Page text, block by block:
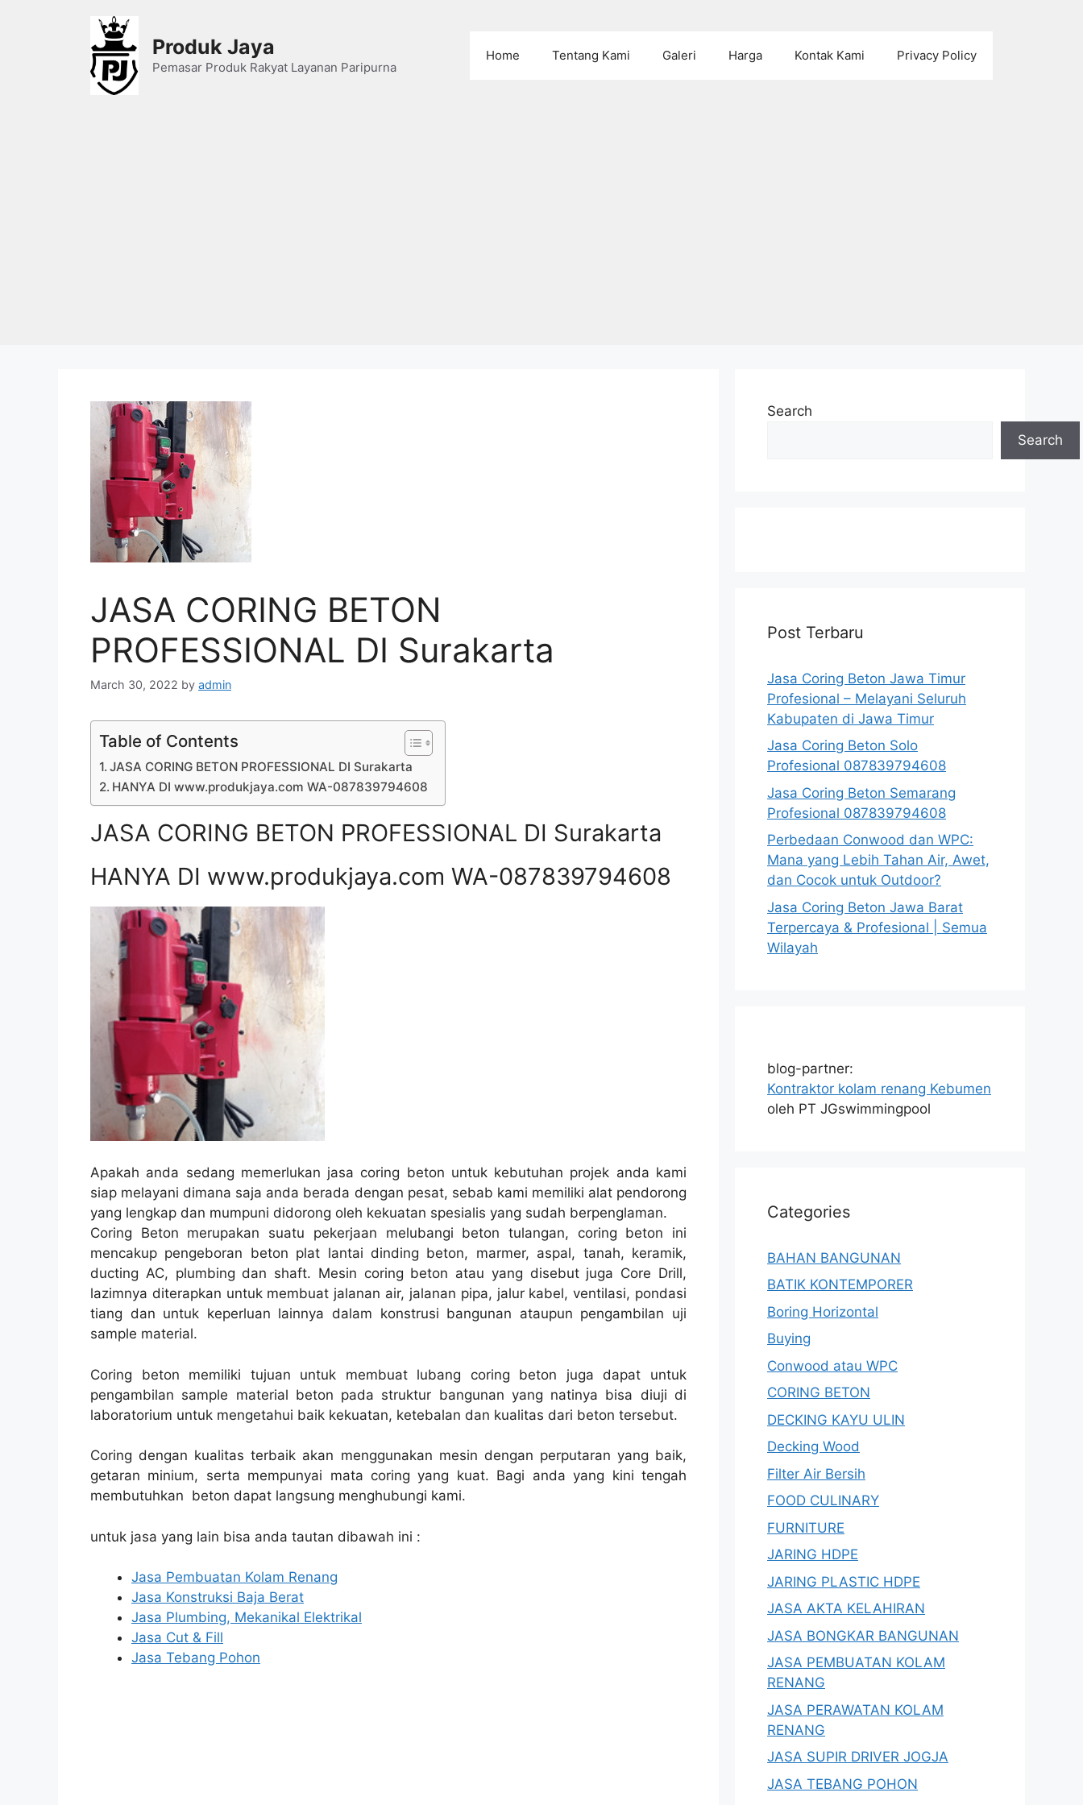
Produk Jaya
Pemasar Produk Rakyat Layanan Paripurna
Home Tentang Kami Galeri Harga Kontak Kami Privacy Policy
JASA CORING BETON
PROFESSIONAL DI Surakarta
March 30, 2022 by admin
Table of Contents
JASA CORING BETON PROFESSIONAL DI Surakarta
HANYA DI www.produkjaya.com WA-087839794608
JASA CORING BETON PROFESSIONAL DI Surakarta
HANYA DI www.produkjaya.com WA-087839794608
Apakah anda sedang memerlukan jasa coring beton untuk kebutuhan projek anda kami
siap melayani dimana saja anda berada dengan pesat, sebab kami memiliki alat pendorong
yang lengkap dan mumpuni didorong oleh kekuatan spesialis yang sudah berpenglaman.
Coring Beton merupakan suatu pekerjaan melubangi beton tulangan, coring beton ini
mencakup pengeboran beton plat lantai dinding beton, marmer, aspal, tanah, keramik,
ducting AC, plumbing dan shaft. Mesin coring beton atau yang disebut juga Core Drill,
lazimnya diterapkan untuk membuat jalanan air, jalanan pipa, jalur kabel, ventilasi, pondasi
tiang dan untuk keperluan lainnya dalam konstrusi bangunan ataupun pengambilan uji
sample material.
Coring beton memiliki tujuan untuk membuat lubang coring beton juga dapat untuk
pengambilan sample material beton pada struktur bangunan yang natinya bisa diuji di
laboratorium untuk mengetahui baik kekuatan, ketebalan dan kualitas dari beton tersebut.
Coring dengan kualitas terbaik akan menggunakan mesin dengan perputaran yang baik,
getaran minium, serta mempunyai mata coring yang kuat. Bagi anda yang kini tengah
membutuhkan beton dapat langsung menghubungi kami.
untuk jasa yang lain bisa anda tautan dibawah ini :
Jasa Pembuatan Kolam Renang
Jasa Konstruksi Baja Berat
Jasa Plumbing, Mekanikal Elektrikal
Jasa Cut & Fill
Jasa Tebang Pohon
Search
Search
Post Terbaru
Jasa Coring Beton Jawa Timur
Profesional – Melayani Seluruh
Kabupaten di Jawa Timur
Jasa Coring Beton Solo
Profesional 087839794608
Jasa Coring Beton Semarang
Profesional 087839794608
Perbedaan Conwood dan WPC:
Mana yang Lebih Tahan Air, Awet,
dan Cocok untuk Outdoor?
Jasa Coring Beton Jawa Barat
Terpercaya & Profesional | Semua
Wilayah
blog-partner:
Kontraktor kolam renang Kebumen
oleh PT JGswimmingpool
Categories
BAHAN BANGUNAN
BATIK KONTEMPORER
Boring Horizontal
Buying
Conwood atau WPC
CORING BETON
DECKING KAYU ULIN
Decking Wood
Filter Air Bersih
FOOD CULINARY
FURNITURE
JARING HDPE
JARING PLASTIC HDPE
JASA AKTA KELAHIRAN
JASA BONGKAR BANGUNAN
JASA PEMBUATAN KOLAM
RENANG
JASA PERAWATAN KOLAM
RENANG
JASA SUPIR DRIVER JOGJA
JASA TEBANG POHON